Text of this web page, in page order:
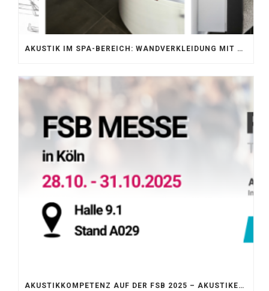
AKUSTIK IM SPA-BEREICH: WANDVERKLEIDUNG MIT SILENTPROTECT CORE
AKUSTIKKOMPETENZ AUF DER FSB 2025 – AKUSTIKELEMENTE FÜR DIE LEBENSRÄUME VON MORGEN